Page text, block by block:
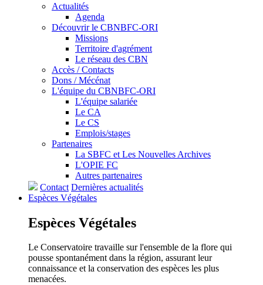
Actualités
Agenda
Découvrir le CBNBFC-ORI
Missions
Territoire d'agrément
Le réseau des CBN
Accès / Contacts
Dons / Mécénat
L'équipe du CBNBFC-ORI
L'équipe salariée
Le CA
Le CS
Emplois/stages
Partenaires
La SBFC et Les Nouvelles Archives
L'OPIE FC
Autres partenaires
Contact Dernières actualités
Espèces Végétales
Espèces Végétales
Le Conservatoire travaille sur l'ensemble de la flore qui
pousse spontanément dans la région, assurant leur
connaissance et la conservation des espèces les plus
menacées.